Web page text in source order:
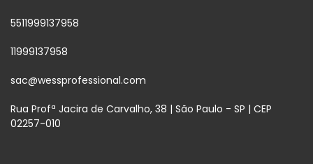
5511999137958
11999137958
sac@wessprofessional.com
Rua Profª Jacira de Carvalho, 38 | São Paulo - SP | CEP
02257-010